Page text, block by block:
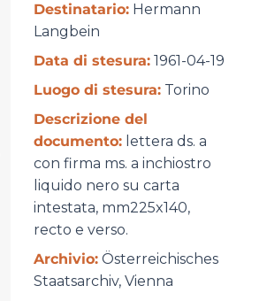
Destinatario:Hermann
Langbein
Data di stesura:1961-04-19
Luogo di stesura:Torino
Descrizione del
documento:lettera ds. a
con firma ms. a inchiostro
liquido nero su carta
intestata, mm225x140,
recto e verso.
Archivio:Österreichisches
Staatsarchiv, Vienna